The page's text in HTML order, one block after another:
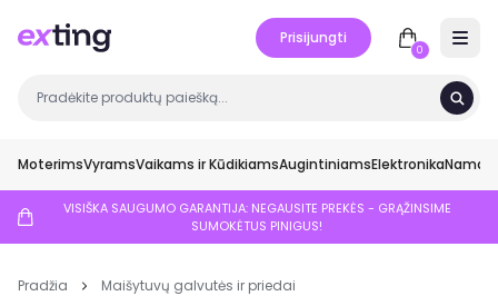
Prisijungti
0
MoterimsVyramsVaikams ir KūdikiamsAugintiniamsElektronikaNamai
VISIŠKA SAUGUMO GARANTIJA: NEGAUSITE PREKĖS - GRĄŽINSIME
SUMOKĖTUS PINIGUS!
Pradžia Maišytuvų galvutės ir priedai